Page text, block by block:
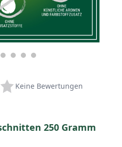
Keine Bewertungen
250 Gramm